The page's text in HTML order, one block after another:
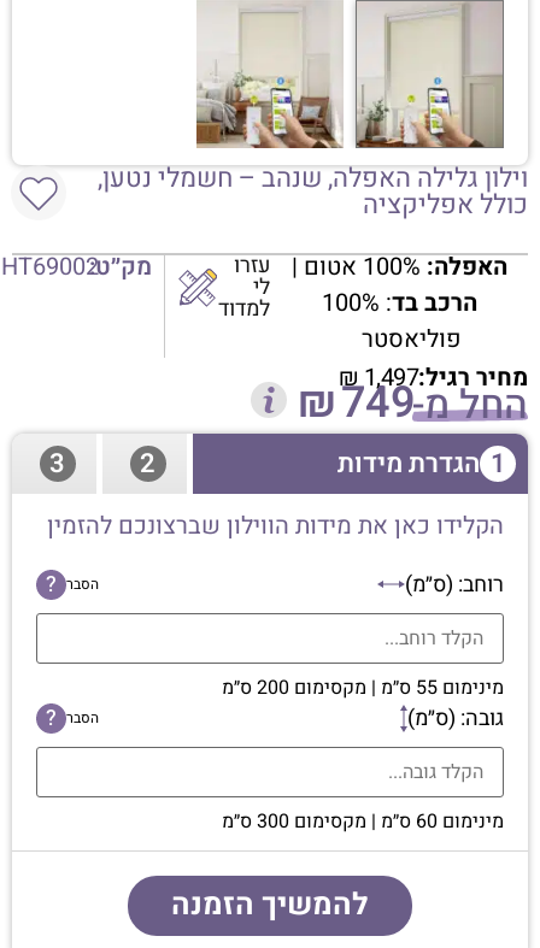
וילון גלילה האפלה, שנהב – חשמלי נטען,
כולל אפליקציה
האפלה:100% אטום |
הרכב בד : 100%
פוליאסטר
עזרו
לי
למדוד
מק״ט:HT69002
מחיר רגיל: ₪1,497החל מ- ₪749
1 הגדרת מידות 2
3
הקלידו כאן את מידות הווילון שברצונכם להזמין
רוחב: (ס״מ) הסבר ?
מינימום 55 ס״מ | מקסימום 200 ס״מ
גובה: (ס״מ) הסבר ?
מינימום 60 ס״מ | מקסימום 300 ס״מ
להמשיך הזמנה